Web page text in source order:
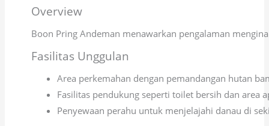
Overview
Boon Pring Andeman menawarkan pengalaman
Fasilitas Unggulan
Area perkemahan dengan pemandangan hutan
Fasilitas pendukung seperti toilet bersih dan area
Penyewaan perahu untuk menjelajahi danau di